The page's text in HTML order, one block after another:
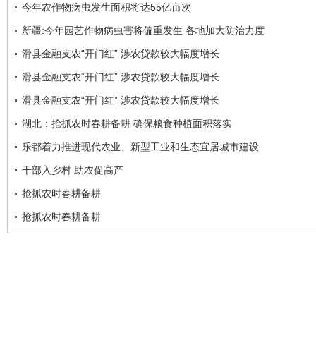
今年农作物病虫发生面积将达55亿亩次
新疆:今年园艺作物病虫害将偏重发生 各地加大防治力度
滑县金融支农“开门红” 涉农贷款较大幅度增长
滑县金融支农“开门红” 涉农贷款较大幅度增长
滑县金融支农“开门红” 涉农贷款较大幅度增长
湖北：抢抓农时春耕备耕 确保粮食种植面积落实
乐都着力推进现代农业、新型工业和生态宜居城市建设
干部入乡村 助农促高产
抢抓农时春耕备耕
抢抓农时春耕备耕